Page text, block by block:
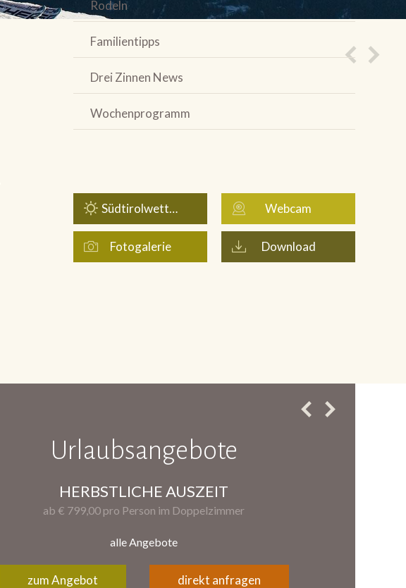
Rodeln
Familientipps
Drei Zinnen News
Wochenprogramm
Südtirolwetter Webcam
Fotogalerie Download
Urlaubsangebote
HERBSTLICHE AUSZEIT
ab € 799,00 pro Person im Doppelzimmer
alle Angebote
zum Angebot direkt anfragen